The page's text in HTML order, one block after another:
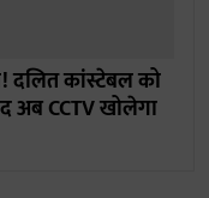
दलित कांस्टेबल को
अब CCTV खोलेगा